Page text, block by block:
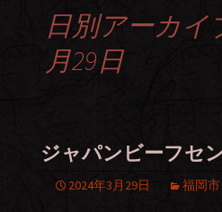
日別アーカイ
月29日
ジャパンビーフセ
2024年3月29日 福岡市